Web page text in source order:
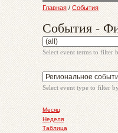
Главная / События
События -
Select event terms to filter
Select event type to filter
Месяц
Неделя
Таблица